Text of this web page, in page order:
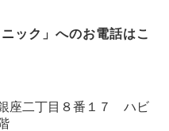
ック」へのお電話はこ
座二丁目８番１７ ハビ